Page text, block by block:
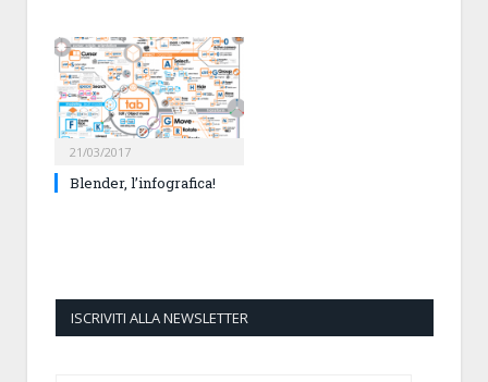
21/03/2017
Blender, l’infografica!
ISCRIVITI ALLA NEWSLETTER